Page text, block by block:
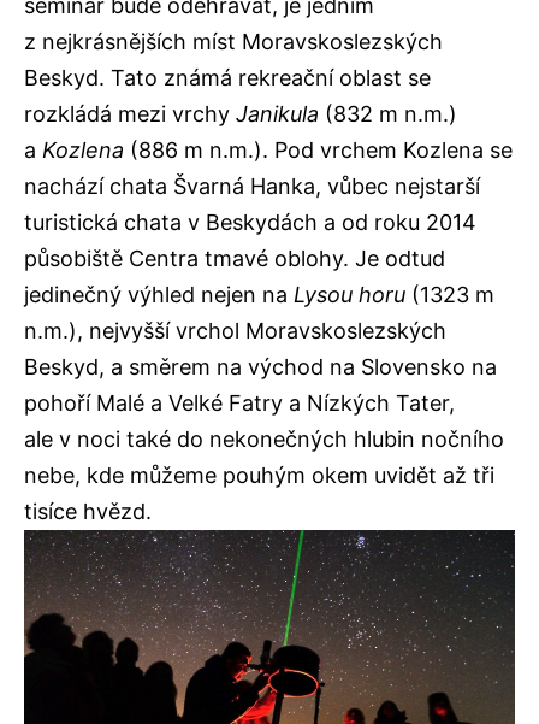
z nejkrásnějších míst Moravskoslezských
Beskyd. Tato známá rekreační oblast se
rozkládá mezi vrchy Janikula (832 m n.m.)
a Kozlena (886 m n.m.). Pod vrchem Kozlena se
nachází chata Švarná Hanka, vůbec nejstarší
turistická chata v Beskydách a od roku 2014
působiště Centra tmavé oblohy. Je odtud
jedinečný výhled nejen na Lysou horu (1323 m
n.m.), nejvyšší vrchol Moravskoslezských
Beskyd, a směrem na východ na Slovensko na
pohoří Malé a Velké Fatry a Nízkých Tater,
ale v noci také do nekonečných hlubin nočního
nebe, kde můžeme pouhým okem uvidět až tři
tisíce hvězd.